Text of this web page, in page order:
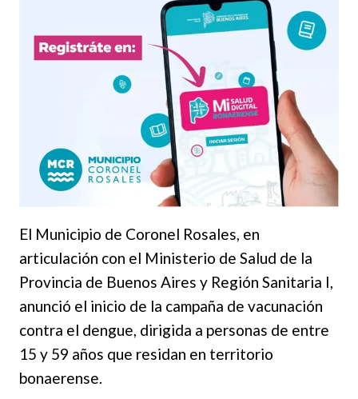
El Municipio de Coronel Rosales, en
articulación con el Ministerio de Salud de la
Provincia de Buenos Aires y Región Sanitaria I,
anunció el inicio de la campaña de vacunación
contra el dengue, dirigida a personas de entre
15 y 59 años que residan en territorio
bonaerense.